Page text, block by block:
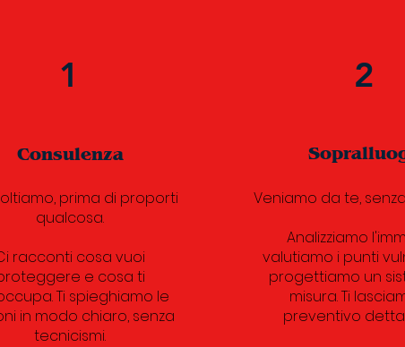
1
Consulenza
prima di proporti
qualcosa.
racconti cosa vuoi
e cosa ti
Ti spieghiamo le
in modo chiaro, senza
tecnicismi.
2
Veniamo da te,
Analizziamo
valutiamo i punti
progettiamo un
misura. Ti
preventivo